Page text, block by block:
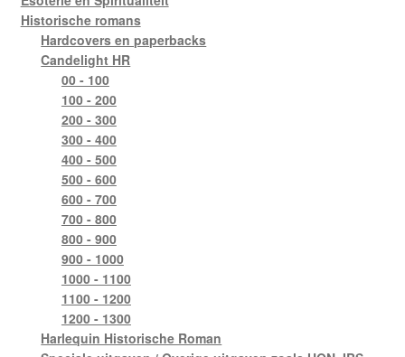
Privacybeleid
Winkel
Winkelwagen
Historische romans
Hardcovers en paperbacks
Candelight HR
00 - 100
100 - 200
200 - 300
300 - 400
400 - 500
500 - 600
600 - 700
700 - 800
800 - 900
900 - 1000
1000 - 1100
1100 - 1200
1200 - 1300
Harlequin Historische Roman